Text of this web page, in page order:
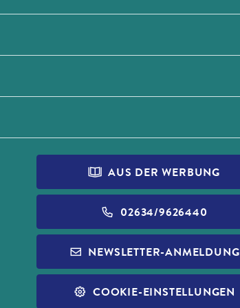
AUS DER WERBUNG
02634/9626440
NEWSLETTER-ANMELDUNG
COOKIE-EINSTELLUNGEN